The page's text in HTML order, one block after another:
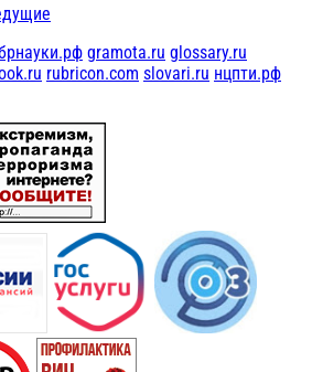
gramota.ru glossary.ru
rubricon.com slovari.ru нцпти.рф